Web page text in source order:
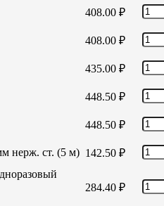
408.00 ₽
408.00 ₽
435.00 ₽
448.50 ₽
448.50 ₽
нерж. ст. (5 м) 142.50 ₽
284.40 ₽